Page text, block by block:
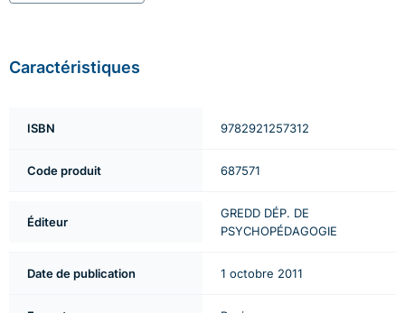
Caractéristiques
ISBN 9782921257312
Code produit 687571
Éditeur
GREDD DÉP. DE
PSYCHOPÉDAGOGIE
Date de publication 1 octobre 2011